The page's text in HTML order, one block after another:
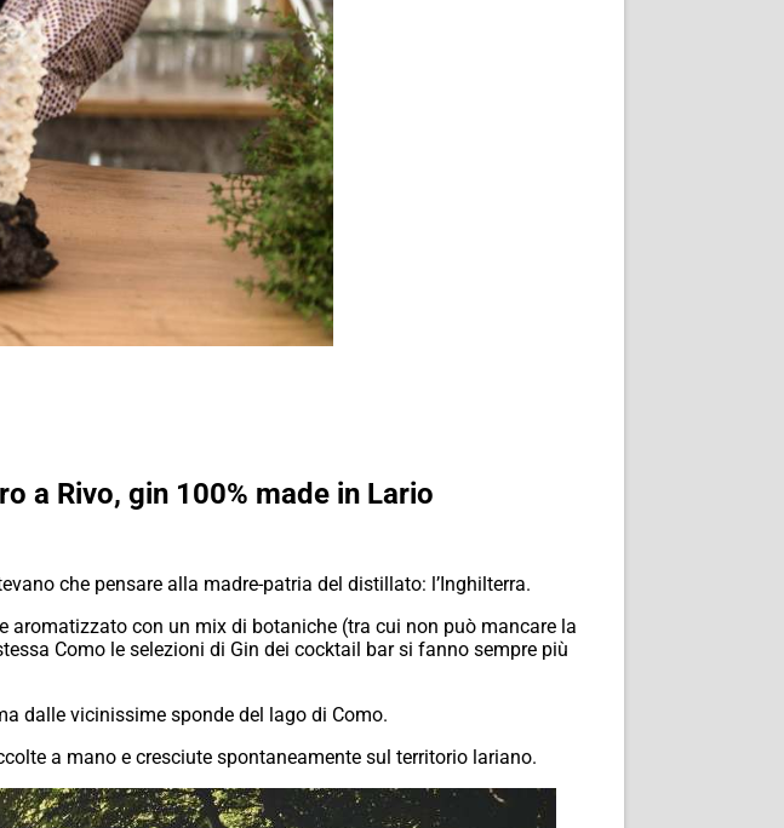
a Rivo, gin 100% made in Lario
che pensare alla madre-patria del distillato: l’Inghilterra.
aromatizzato con un mix di botaniche (tra cui non può mancare la
Como le selezioni di Gin dei cocktail bar si fanno sempre più
dalle vicinissime sponde del lago di Como.
a mano e cresciute spontaneamente sul territorio lariano.